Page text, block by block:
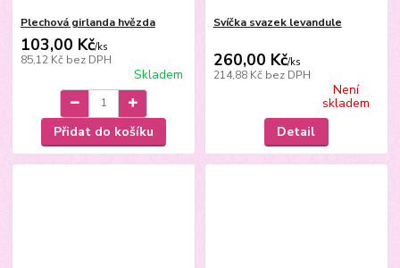
Plechová girlanda hvězda
103,00 Kč/ks
85,12 Kč bez DPH
Skladem
Přidat do košíku
Svíčka svazek levandule
260,00 Kč/ks
214,88 Kč bez DPH
Není
skladem
Detail